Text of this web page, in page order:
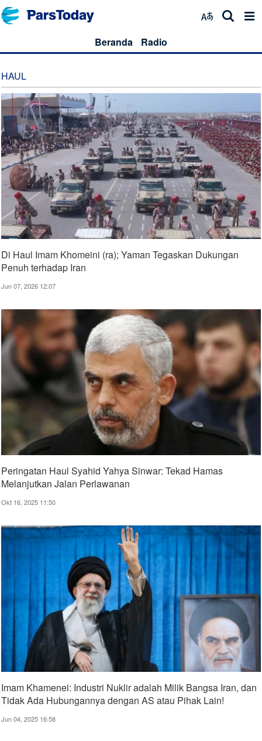
Beranda Radio
HAUL
Di Haul Imam Khomeini (ra); Yaman Tegaskan Dukungan
Penuh terhadap Iran
Jun 07, 2026 12:07
Peringatan Haul Syahid Yahya Sinwar: Tekad Hamas
Melanjutkan Jalan Perlawanan
Okt 16, 2025 11:50
Imam Khamenei: Industri Nuklir adalah Milik Bangsa Iran, dan
Tidak Ada Hubungannya dengan AS atau Pihak Lain!
Jun 04, 2025 16:58